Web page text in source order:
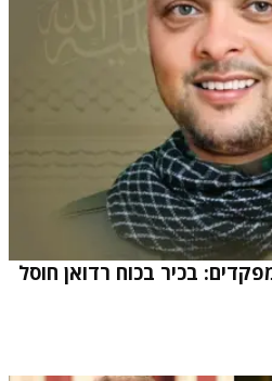
בכיר בכוח רדואן חוסל